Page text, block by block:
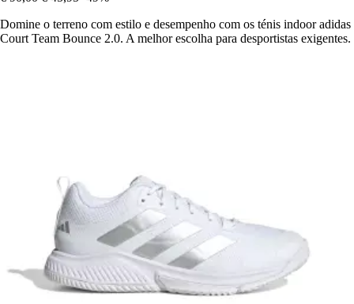
Domine o terreno com estilo e desempenho com os ténis indoor adidas
Court Team Bounce 2.0. A melhor escolha para desportistas exigentes.